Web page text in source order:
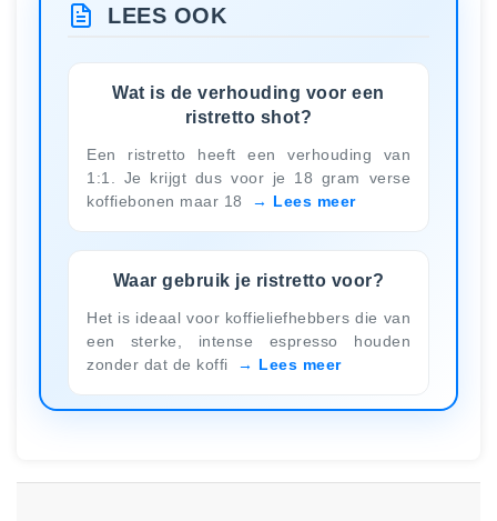
LEES OOK
Wat is de verhouding voor een
ristretto shot?
Een ristretto heeft een verhouding van
1:1. Je krijgt dus voor je 18 gram verse
koffiebonen maar 18
Lees meer
Waar gebruik je ristretto voor?
Het is ideaal voor koffieliefhebbers die van
een sterke, intense espresso houden
zonder dat de koffi
Lees meer